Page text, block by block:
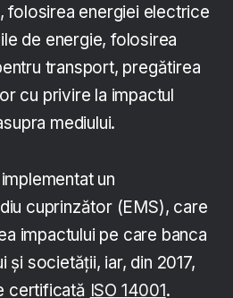
folosirea energiei electrice
de energie, folosirea
transport, pregătirea
cu privire la impactul
mediului.
un
cuprinzător (EMS), care
impactului pe care banca
și societății, iar, din 2017,
certificată ISO 14001.